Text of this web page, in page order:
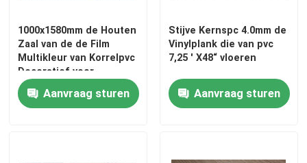
1000x1580mm de Houten
Zaal van de de Film
Multikleur van Korrelpvc
Decoratief voor
Bevloering
Aanvraag sturen
Stijve Kernspc 4.0mm de
Vinylplank die van pvc
7,25 ' X48“ vloeren
Aanvraag sturen